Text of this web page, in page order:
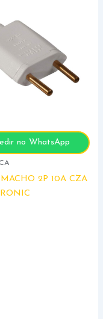
no WhatsApp
2P 10A CZA